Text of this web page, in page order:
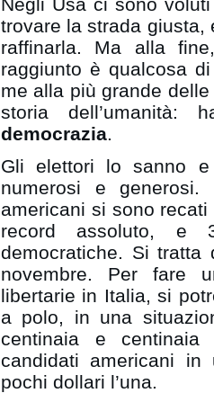
trovare la strada giusta,
raffinarla. Ma alla
raggiunto è qualcosa
me alla più grande
storia dell’umanità:
democrazia.
Gli elettori lo sanno e
numerosi e generosi.
americani si sono
record assoluto, e
democratiche. Si
novembre. Per fare
libertarie in Italia, si
a polo, in una
centinaia e
candidati americani in
pochi dollari l’una.